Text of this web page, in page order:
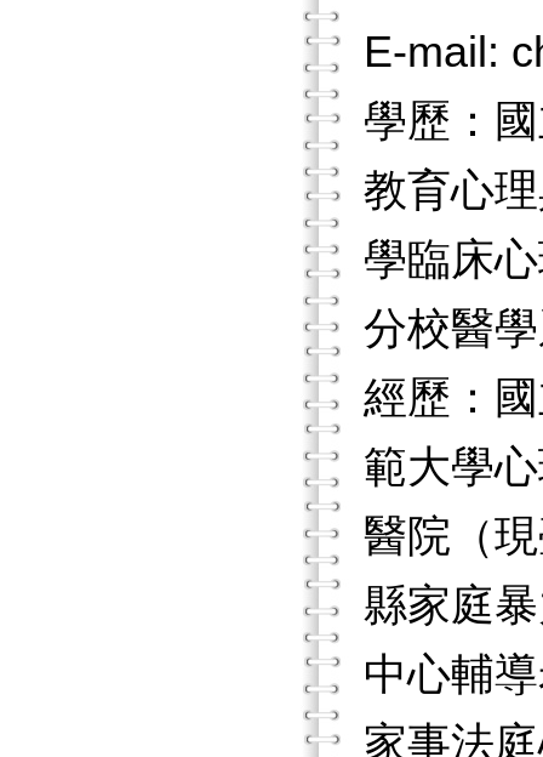
E-mail:
學歷：
教育心
學臨床
分校醫
經歷：
範大學
醫院（
縣家庭
中心輔
家事法